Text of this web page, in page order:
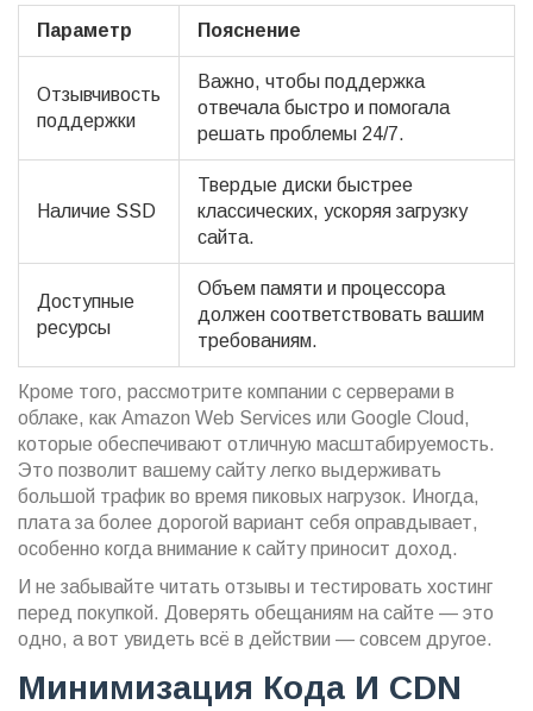
Параметр Пояснение
Отзывчивость
поддержки
Важно, чтобы поддержка
отвечала быстро и помогала
решать проблемы 24/7.
Наличие SSD
Твердые диски быстрее
классических, ускоряя загрузку
сайта.
Доступные
ресурсы
Объем памяти и процессора
должен соответствовать вашим
требованиям.
Кроме того, рассмотрите компании с серверами в
облаке, как Amazon Web Services или Google Cloud,
которые обеспечивают отличную масштабируемость.
Это позволит вашему сайту легко выдерживать
большой трафик во время пиковых нагрузок. Иногда,
плата за более дорогой вариант себя оправдывает,
особенно когда внимание к сайту приносит доход.
И не забывайте читать отзывы и тестировать хостинг
перед покупкой. Доверять обещаниям на сайте — это
одно, а вот увидеть всё в действии — совсем другое.
Минимизация Кода И CDN